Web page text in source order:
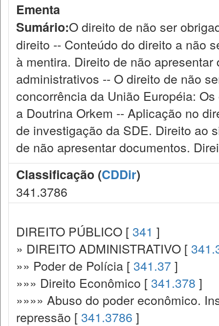
Ementa
Sumário:O direito de não ser
direito -- Conteúdo do direito a não
à mentira. Direito de não
administrativos -- O direito de não
concorrência da União Européia:
a Doutrina Orkem -- Aplicação no
de investigação da SDE. Direito ao
de não apresentar documentos.
Classificação (CDDir)
341.3786
DIREITO PÚBLICO [ 341 ]
» DIREITO ADMINISTRATIVO [
»» Poder de Polícia [ 341.37 ]
»»» Direito Econômico [ 341.378 ]
»»»» Abuso do poder econômico.
repressão [ 341.3786 ]